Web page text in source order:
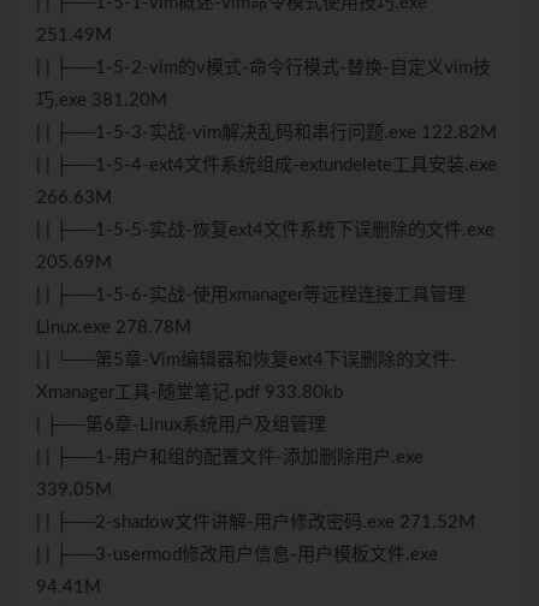
251.49M
| | ├──1-5-2-vim的v模式-命令行模式-替换-自定义vim技
巧.exe 381.20M
| | ├──1-5-3-实战-vim解决乱码和串行问题.exe 122.82M
| | ├──1-5-4-ext4文件系统组成-extundelete工具安装.exe
266.63M
| | ├──1-5-5-实战-恢复ext4文件系统下误删除的文件.exe
205.69M
| | ├──1-5-6-实战-使用xmanager等远程连接工具管理
Linux.exe 278.78M
| | └──第5章-Vim编辑器和恢复ext4下误删除的文件-
Xmanager工具-随堂笔记.pdf 933.80kb
| ├──第6章-Linux系统用户及组管理
| | ├──1-用户和组的配置文件-添加删除用户.exe
339.05M
| | ├──2-shadow文件讲解-用户修改密码.exe 271.52M
| | ├──3-usermod修改用户信息-用户模板文件.exe
94.41M